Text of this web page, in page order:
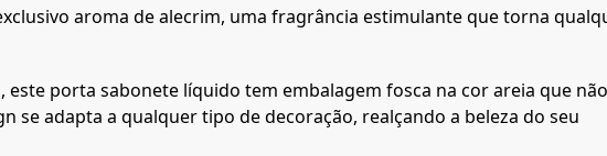
aroma de alecrim, uma fragrância estimulante que torna
este porta sabonete líquido tem embalagem fosca na cor areia que não
se adapta a qualquer tipo de decoração, realçando a beleza do seu